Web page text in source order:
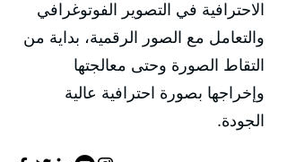
الاحترافية في التصوير الفوتوغرافي
والتعامل مع الصور الرقمية، بداية من
التقاط الصورة وحتى معالجتها
وإخراجها بصورة احترافية عالية
الجودة.